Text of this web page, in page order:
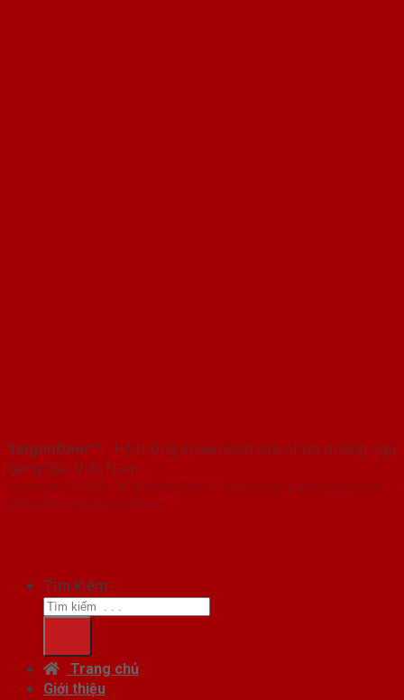
SaigonDoor™ - Hệ thống Showroom cửa nhựa phòng ngủ
hàng đầu Việt Nam
Copyright ⓒ 2016 – 2026 SaigonDoor™ - www.cuanhuaphongngu.com |
Đơn vị chủ quản SaigonDoor
Tìm kiếm:
Trang chủ
Giới thiệu